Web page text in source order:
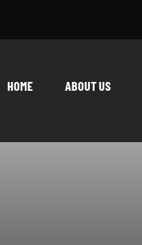
HOME ABOUT US